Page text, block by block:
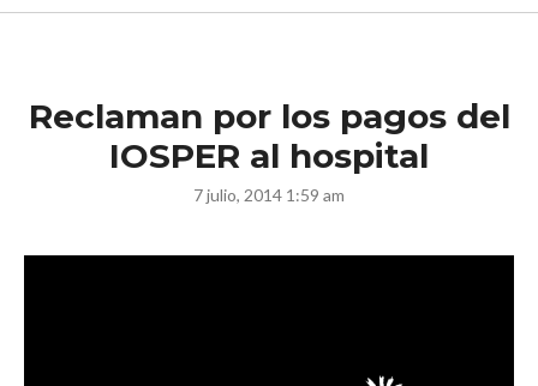
Reclaman por los pagos del
IOSPER al hospital
7 julio, 2014 1:59 am